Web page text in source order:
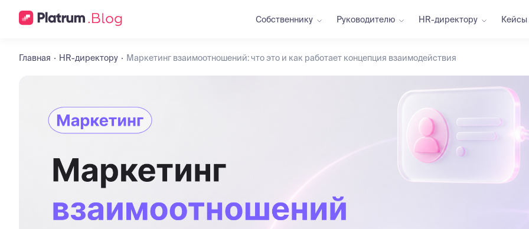
Собственнику Руководителю HR-директору Кейсы
Главная HR-директору Маркетинг взаимоотношений: что это и как работает концепция взаимодействия